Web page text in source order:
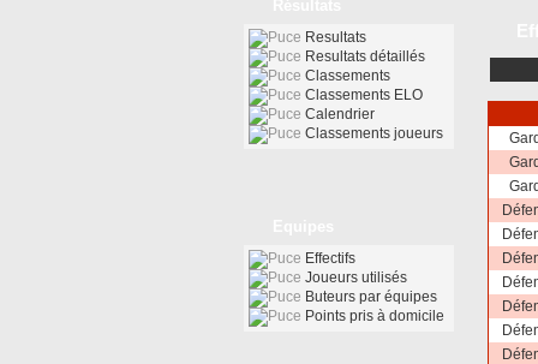
Resultats
Resultats détaillés
Classements
Classements ELO
Calendrier
Classements joueurs
Effectifs
Joueurs utilisés
Buteurs par équipes
Points pris à domicile